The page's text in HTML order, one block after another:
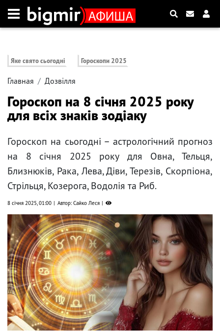
Яке свято сьогодні Гороскопи 2025
Главная Дозвілля
Гороскоп на 8 січня 2025 року
для всіх знаків зодіаку
Гороскоп на сьогодні – астрологічний прогноз
на 8 січня 2025 року для Овна, Тельця,
Близнюків, Рака, Лева, Діви, Терезів, Скорпіона,
Стрільця, Козерога, Водолія та Риб.
8 січня 2025, 01:00 Автор: Сайко Леся